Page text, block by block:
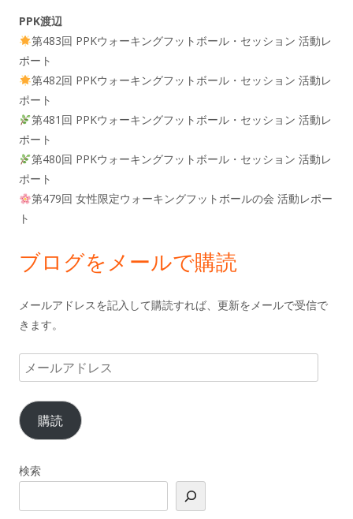
PPK渡辺
第483回 PPKウォーキングフットボール・セッション 活動レ
ポート
第482回 PPKウォーキングフットボール・セッション 活動レ
ポート
第481回 PPKウォーキングフットボール・セッション 活動レ
ポート
第480回 PPKウォーキングフットボール・セッション 活動レ
ポート
第479回 女性限定ウォーキングフットボールの会 活動レポー
ト
ブログをメールで購読
メールアドレスを記入して購読すれば、更新をメールで受信で
きます。
メ
ー
ル
ア
ド
ス
購読
検索